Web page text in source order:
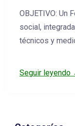
OBJETIVO: Un
social,
técnicos y
Seguir leyendo